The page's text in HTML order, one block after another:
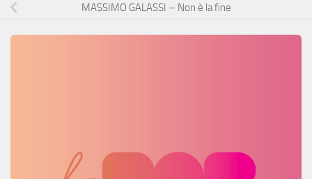
MASSIMO GALASSI – Non è la fine